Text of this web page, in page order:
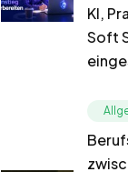
KI,
Soft